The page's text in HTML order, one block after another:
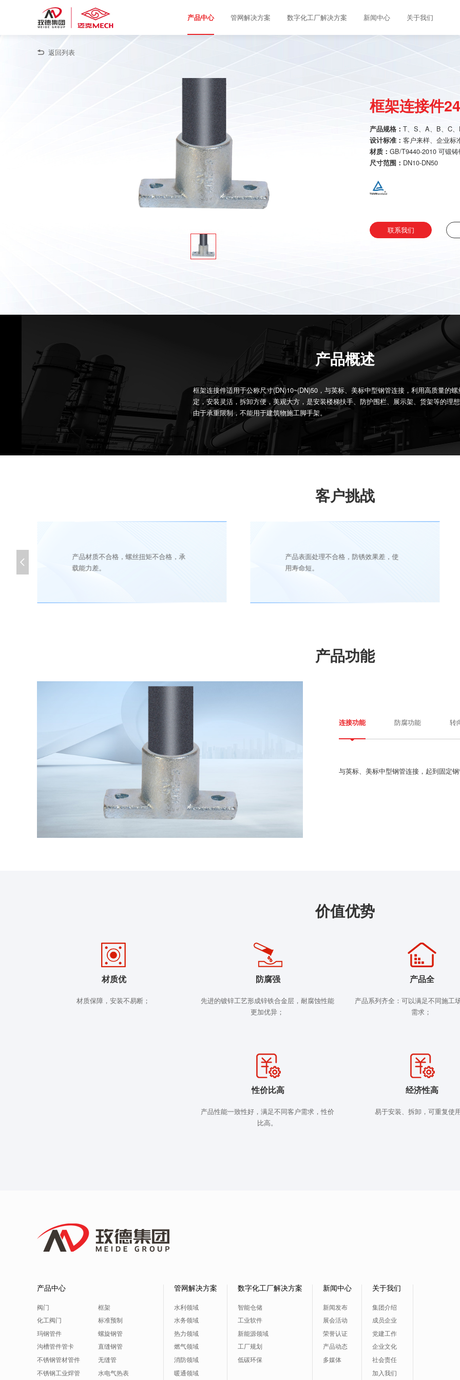
产品中心 管网解决方案 数字化工厂解决方案 新闻中心 关于我们
返回列表
框架连接件
产品规格： T、S、A、B、C
设计标准： 客户来样、企业标
材质： GB/T9440-2010 可锻
尺寸范围： DN10-DN50
联系我们
产品概述
框架连接件适用于公称尺寸(DN)10~(DN)50，与英标、美标中型钢管连接，利用高质量的螺
定，安装灵活，拆卸方便，美观大方，是安装楼梯扶手、防护围栏、展示架、货架等的理
由于承重限制，不能用于建筑物施工脚手架。
客户挑战
产品材质不合格，螺丝扭矩不合格，承
载能力差。
产品表面处理不合格，防锈效果差，使
用寿命短。

产品功能
连接功能 防腐功能 转
与英标、美标中型钢管连接，起到固定钢
价值优势
材质优
材质保障，安装不易断；
防腐强
先进的镀锌工艺形成锌铁合金层，耐腐蚀性能
更加优异；
产品全
产品系列齐全：可以满足不同施工
需求；
性价比高
产品性能一致性好，满足不同客户需求，性价
比高。
经济性高
易于安装、拆卸，可重复使用
产品中心
阀门
化工阀门
玛钢管件
沟槽管件管卡
不锈钢管材管件
不锈钢工业焊管
框架
标准预制
螺旋钢管
直缝钢管
无缝管
水电气热表
管网解决方案
水利领域
水务领域
热力领域
燃气领域
消防领域
暖通领域
数字化工厂解决方案
智能仓储
工业软件
新能源领域
工厂规划
低碳环保
新闻中心
新闻发布
展会活动
荣誉认证
产品动态
多媒体
关于我们
集团介绍
成员企业
党建工作
企业文化
社会责任
加入我们